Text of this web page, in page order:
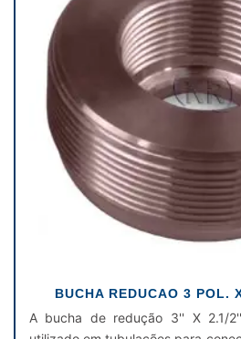
BUCHA REDUCAO 3 POL.
A bucha de redução 3'' X 2.1/